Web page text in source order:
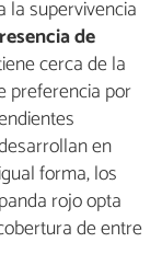
la supervivencia
de
cerca de la
preferencia por
en
forma, los
rojo opta
de entre